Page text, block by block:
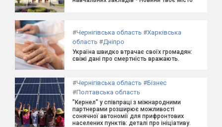
#Чернігівська область #Харківська
область #Дніпро
Україна швидко втрачає своїх громадян:
свіжі дані про смертність вражають.
#Чернігівська область #Бізнес
#Полтавська область
"Кернел" у співпраці з міжнародними
партнерами розширює можливості
сонячної автономії для прифронтових
населених пунктів: деталі про ініціативу.